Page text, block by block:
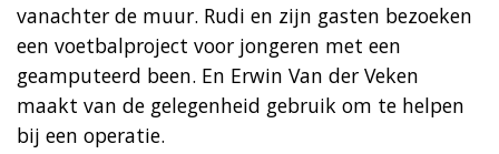
vanachter de muur. Rudi en zijn gasten bezoeken
een voetbalproject voor jongeren met een
geamputeerd been. En Erwin Van der Veken
maakt van de gelegenheid gebruik om te helpen
bij een operatie.